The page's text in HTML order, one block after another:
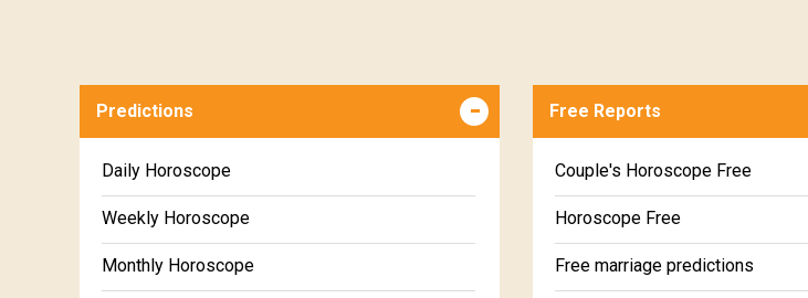
Predictions
Daily Horoscope
Weekly Horoscope
Monthly Horoscope
Free Reports
Couple's Horoscope Free
Horoscope Free
Free marriage predictions